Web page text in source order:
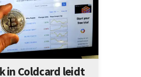
in Coldcard leidt